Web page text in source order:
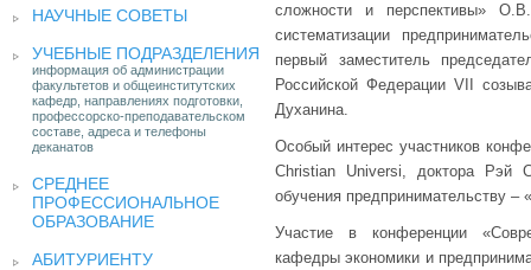
НАУЧНЫЕ СОВЕТЫ
УЧЕБНЫЕ ПОДРАЗДЕЛЕНИЯ
информация об администрации
факультетов и общеинститутских
кафедр, направлениях подготовки,
профессорско-преподавательском
составе, адреса и телефоны
деканатов
СРЕДНЕЕ
ПРОФЕССИОНАЛЬНОЕ
ОБРАЗОВАНИЕ
АБИТУРИЕНТУ
сложности и перспективы»
систематизации
первый заместитель
Российской Федерации VII
Духанина.
Особый интерес участников
Christian Universi, доктора Рэй
обучения предпринимательству
Участие в конференции
кафедры экономики и